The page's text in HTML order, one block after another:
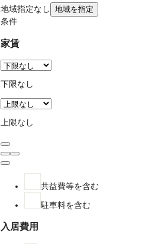
地域指定なし 地域を指定
条件
家賃
下限なし
上限なし
共益費等を含む
駐車料を含む
入居費用